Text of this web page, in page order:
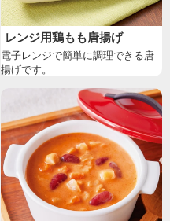
レンジ用鶏もも唐揚げ
電子レンジで簡単に調理できる唐
揚げです。